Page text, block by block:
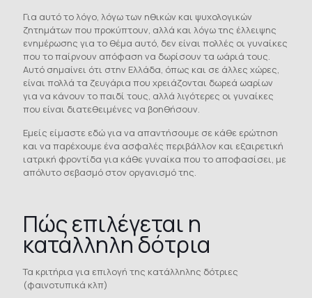
Για αυτό το λόγο, λόγω των ηθικών και ψυχολογικών
ζητημάτων που προκύπτουν, αλλά και λόγω της έλλειψης
ενημέρωσης για το θέμα αυτό, δεν είναι πολλές οι γυναίκες
που το παίρνουν απόφαση να δωρίσουν τα ωάριά τους.
Αυτό σημαίνει ότι στην Ελλάδα, όπως και σε άλλες χώρες,
είναι πολλά τα ζευγάρια που χρειάζονται δωρεά ωαρίων
για να κάνουν το παιδί τους, αλλά λιγότερες οι γυναίκες
που είναι διατεθειμένες να βοηθήσουν.
Εμείς είμαστε εδώ για να απαντήσουμε σε κάθε ερώτηση
και να παρέχουμε ένα ασφαλές περιβάλλον και εξαιρετική
ιατρική φροντίδα για κάθε γυναίκα που το αποφασίσει, με
απόλυτο σεβασμό στον οργανισμό της.
Πώς επιλέγεται η
κατάλληλη δότρια
Τα κριτήρια για επιλογή της κατάλληλης δότριες
(φαινοτυπικά κλπ)